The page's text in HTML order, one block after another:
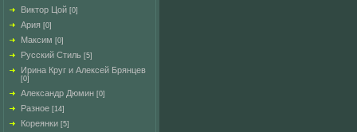
Виктор Цой [0]
Ария [0]
Максим [0]
Русский Стиль [5]
Ирина Круг и Алексей Брянцев
[0]
Александр Дюмин [0]
Разное [14]
Кореянки [5]